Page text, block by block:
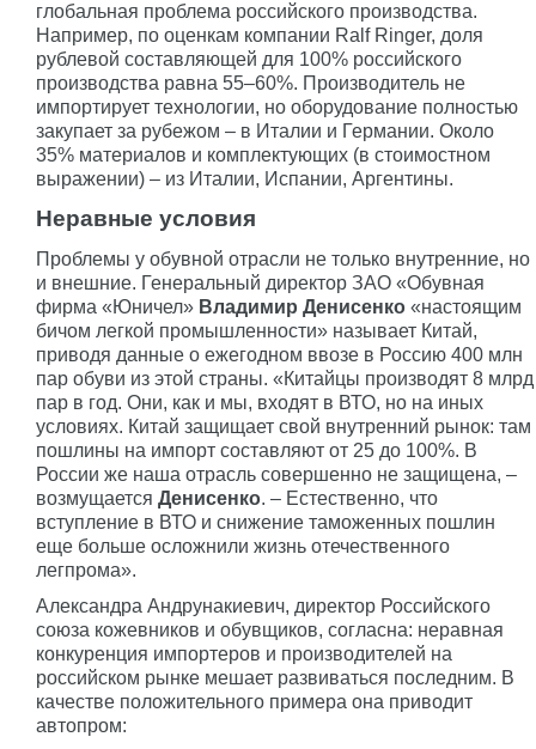
глобальная проблема российского производства.
Например, по оценкам компании Ralf Ringer, доля
рублевой составляющей для 100% российского
производства равна 55–60%. Производитель не
импортирует технологии, но оборудование полностью
закупает за рубежом – в Италии и Германии. Около
35% материалов и комплектующих (в стоимостном
выражении) – из Италии, Испании, Аргентины.
Неравные условия
Проблемы у обувной отрасли не только внутренние, но
и внешние. Генеральный директор ЗАО «Обувная
фирма «Юничел» Владимир Денисенко «настоящим
бичом легкой промышленности» называет Китай,
приводя данные о ежегодном ввозе в Россию 400 млн
пар обуви из этой страны. «Китайцы производят 8 млрд
пар в год. Они, как и мы, входят в ВТО, но на иных
условиях. Китай защищает свой внутренний рынок: там
пошлины на импорт составляют от 25 до 100%. В
России же наша отрасль совершенно не защищена, –
возмущается Денисенко. – Естественно, что
вступление в ВТО и снижение таможенных пошлин
еще больше осложнили жизнь отечественного
легпрома».
Александра Андрунакиевич, директор Российского
союза кожевников и обувщиков, согласна: неравная
конкуренция импортеров и производителей на
российском рынке мешает развиваться последним. В
качестве положительного примера она приводит
автопром: